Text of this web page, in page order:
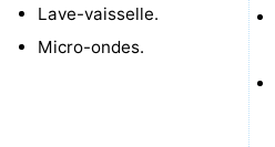
Route
Lave-vaisselle.
Micro-ondes.